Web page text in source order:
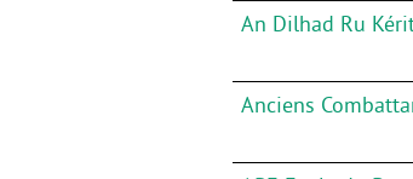
An Dilhad Ru
Anciens